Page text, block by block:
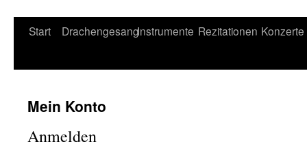
Zum
Start DrachengesangInstrumente Rezitationen Konzerte
Mein Konto
Anmelden